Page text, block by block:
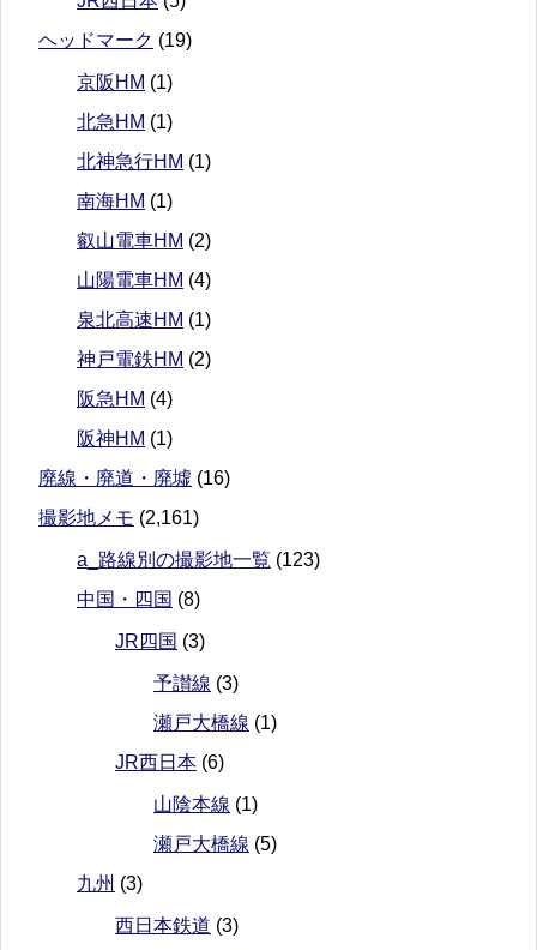
ヘッドマーク (19)
京阪HM (1)
北急HM (1)
北神急行HM (1)
南海HM (1)
叡山電車HM (2)
山陽電車HM (4)
泉北高速HM (1)
神戸電鉄HM (2)
阪急HM (4)
阪神HM (1)
廃線・廃道・廃墟 (16)
撮影地メモ (2,161)
a_路線別の撮影地一覧 (123)
中国・四国 (8)
JR四国 (3)
予讃線 (3)
瀬戸大橋線 (1)
JR西日本 (6)
山陰本線 (1)
瀬戸大橋線 (5)
九州 (3)
西日本鉄道 (3)